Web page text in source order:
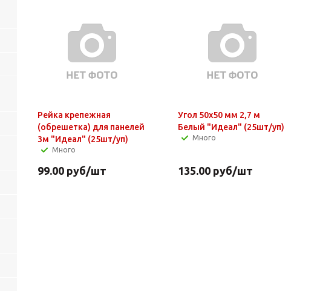
Рейка крепежная
(обрешетка) для панелей
3м "Идеал" (25шт/уп)
Много
99.00 руб/шт
Угол 50х50 мм 2,7 м
Белый "Идеал" (25шт/уп)
Много
135.00руб/шт